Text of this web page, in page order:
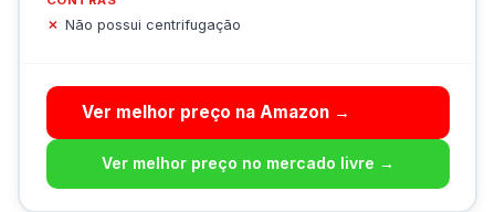
Não possui centrifugação
Ver melhor preço na Amazon →
Ver melhor preço no mercado livre →